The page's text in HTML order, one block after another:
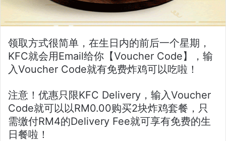
领取方式很简单，在生日内的前后一个星期，
KFC就会用Email给你【Voucher Code】，输
入Voucher Code就有免费炸鸡可以吃啦！
注意！优惠只限KFC Delivery，输入Voucher
Code就可以以RM0.00购买2块炸鸡套餐，只
需缴付RM4的Delivery Fee就可享有免费的生
日餐啦！